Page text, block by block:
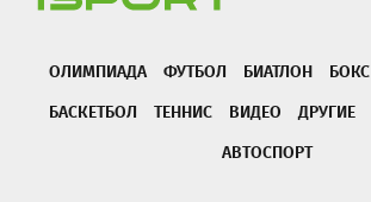
ОЛИМПИАДА ФУТБОЛ БИАТЛОН БОКС
БАСКЕТБОЛ
ТЕННИС ВИДЕО ДРУГИЕ
АВТОСПОРТ